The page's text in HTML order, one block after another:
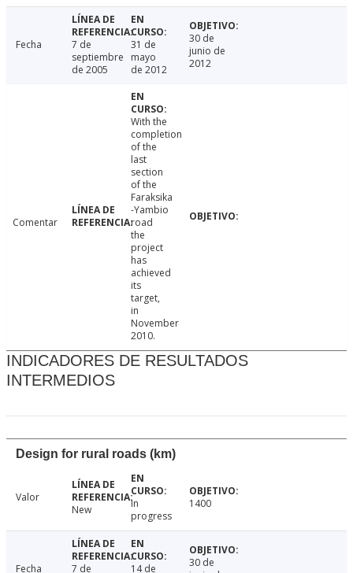
Fecha
7 de
septiembre
de 2005
31 de
mayo
de 2012
30 de
junio de
2012
Comentar
With the
completion
of the
last
section
of the
Faraksika
-Yambio
road
the
project
has
achieved
its
target,
in
November
2010.
INDICADORES DE RESULTADOS
INTERMEDIOS
Design for rural roads (km)
Valor
New
In
progress
1400
Fecha 7 de 14 de
30 de